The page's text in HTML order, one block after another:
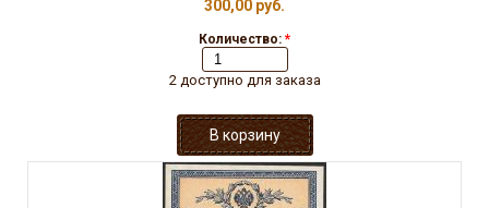
300,00 руб.
Количество: *
2 доступно для заказа